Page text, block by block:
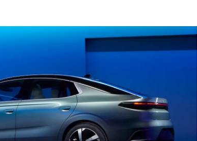
Kütahya
Kahramanmaraş
Mardin
Muğla